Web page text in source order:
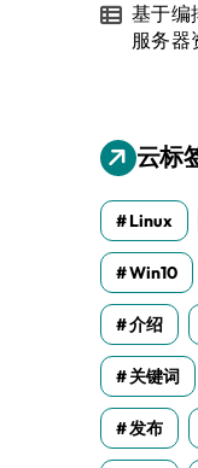
基于编
服务器
云标
Linux
Win10
介绍
关键词
发布